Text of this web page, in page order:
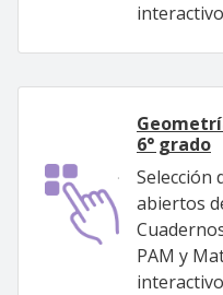
6° grado
Selección
abiertos
PAM y